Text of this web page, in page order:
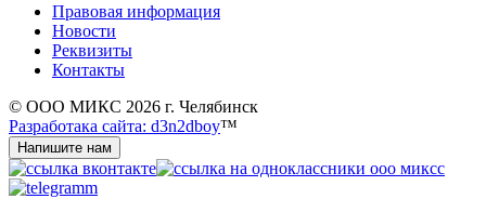
Правовая информация
Новости
Реквизиты
Контакты
© ООО МИКС 2026 г. Челябинск
Разработака сайта: d3n2dboy™
Напишите нам